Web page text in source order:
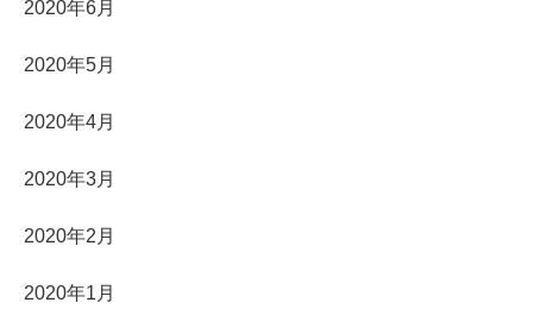
2020年6月
2020年5月
2020年4月
2020年3月
2020年2月
2020年1月